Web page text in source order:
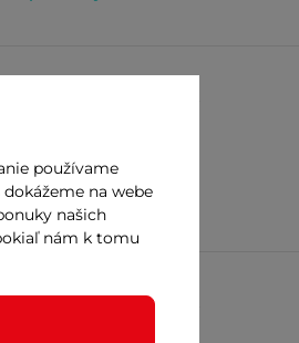
perfektní. Vyhovuje mi.
Overený zákazník
používame
na webe
našich
nám k tomu